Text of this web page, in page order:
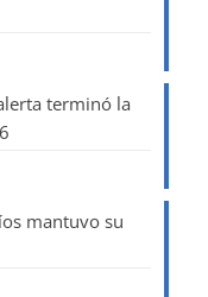
terminó la
mantuvo su